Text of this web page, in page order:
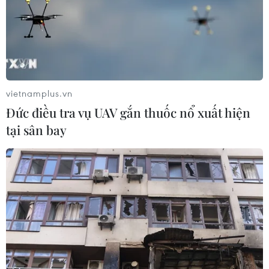
Chủ tịch Hội đồng quản trị VietinBank Lê Đức Thọ phát biểu tại
Hội nghị. (Ảnh: CTV/Vietnam+)
Cam kết đáp ứng đầy đủ nhu cầu vốn
Cũng tại Hội nghị, ông Lê Đức Thọ, Chủ tịch Hội
đồng quản trị Ngân hàng Công thương Việt Nam
vietnamplus.vn
Đức điều tra vụ UAV gắn thuốc nổ xuất hiện
tại sân bay